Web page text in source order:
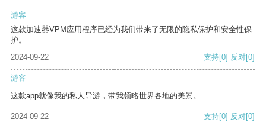
游客
这款加速器VPM应用程序已经为我们带来了无限的隐私保护和安全性保
护。
2024-09-22
支持[0] 反对[0]
游客
这款app就像我的私人导游，带我领略世界各地的美景。
2024-09-22 支持[0] 反对[0]